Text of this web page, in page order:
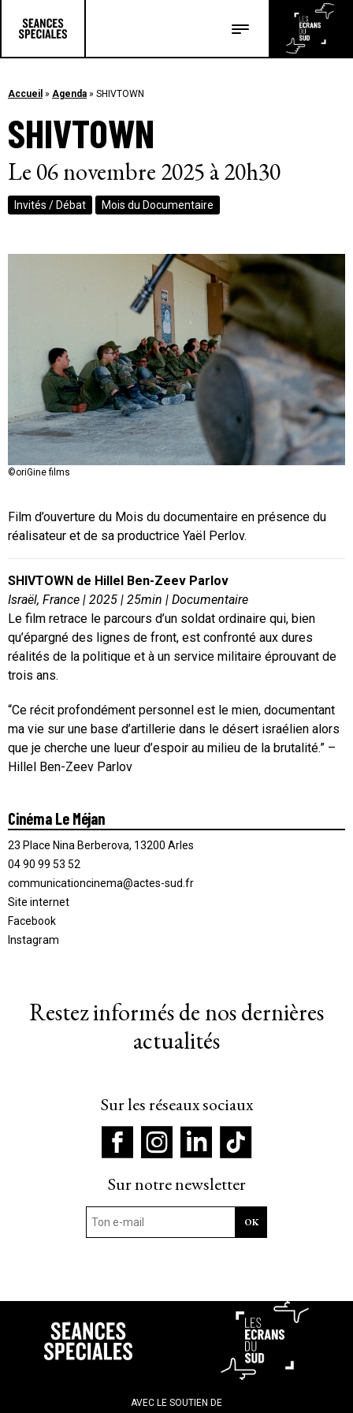
Les articles
Accueil » Agenda » SHIVTOWN
SHIVTOWN
Le 06 novembre 2025 à 20h30
Invités / Débat Mois du Documentaire
©oriGine films
Film d’ouverture du Mois du documentaire en présence du
réalisateur et de sa productrice Yaël Perlov.
SHIVTOWN de Hillel Ben-Zeev Parlov
Israël, France | 2025 | 25min | Documentaire
Le film retrace le parcours d’un soldat ordinaire qui, bien
qu’épargné des lignes de front, est confronté aux dures
réalités de la politique et à un service militaire éprouvant de
trois ans.
“Ce récit profondément personnel est le mien, documentant
ma vie sur une base d’artillerie dans le désert israélien alors
que je cherche une lueur d’espoir au milieu de la brutalité.” –
Hillel Ben-Zeev Parlov
Cinéma Le Méjan
23 Place Nina Berberova, 13200 Arles
04 90 99 53 52
communicationcinema@actes-sud.fr
Site internet
Facebook
Instagram
Restez informés de nos dernières
actualités
Sur les réseaux sociaux
Sur notre newsletter
AVEC LE SOUTIEN DE